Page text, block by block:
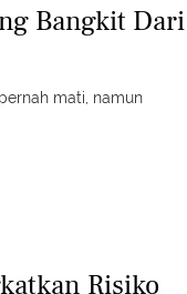
Bangkit Dari
mati, namun
Risiko